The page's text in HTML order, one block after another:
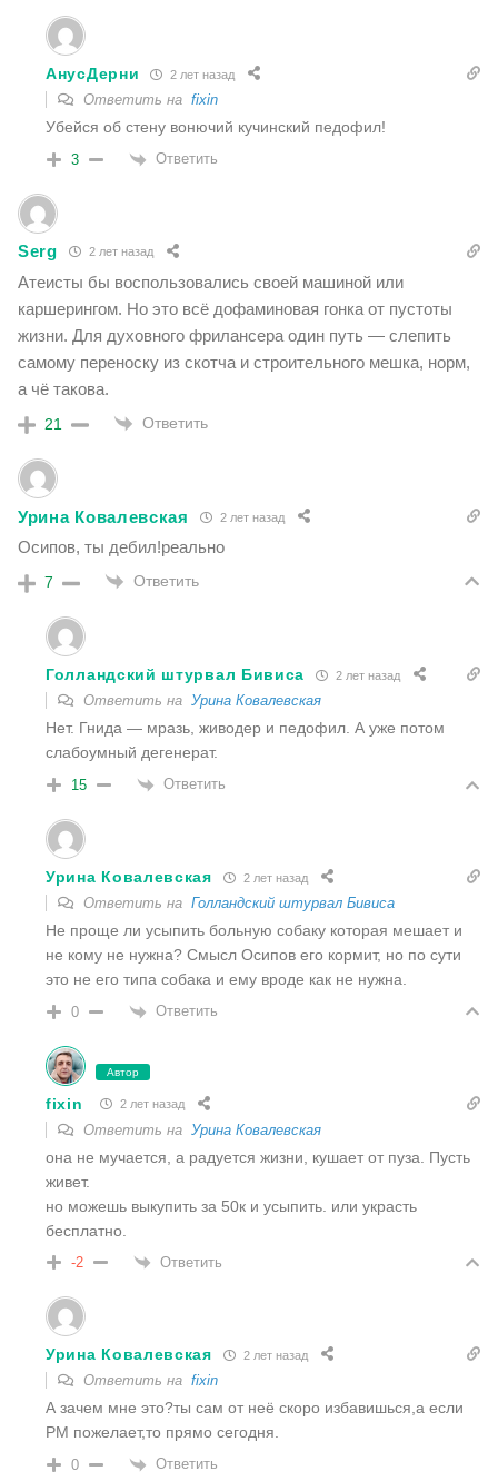
АнусДерни 2 лет назад
Ответить на fixin
Убейся об стену вонючий кучинский педофил!
3 Ответить
Serg 2 лет назад
Атеисты бы воспользовались своей машиной или
каршерингом. Но это всё дофаминовая гонка от пустоты
жизни. Для духовного фрилансера один путь — слепить
самому переноску из скотча и строительного мешка, норм,
а чë такова.
21 Ответить
Урина Ковалевская 2 лет назад
Осипов, ты дебил!реально
7 Ответить
Голландский штурвал Бивиса 2 лет назад
Ответить на Урина Ковалевская
Нет. Гнида — мразь, живодер и педофил. А уже потом
слабоумный дегенерат.
15 Ответить
Урина Ковалевская 2 лет назад
Ответить на Голландский штурвал Бивиса
Не проще ли усыпить больную собаку которая мешает и
не кому не нужна? Смысл Осипов его кормит, но по сути
это не его типа собака и ему вроде как не нужна.
0 Ответить
Автор
fixin 2 лет назад
Ответить на Урина Ковалевская
она не мучается, а радуется жизни, кушает от пуза. Пусть
живет.
но можешь выкупить за 50к и усыпить. или украсть
бесплатно.
-2 Ответить
Урина Ковалевская 2 лет назад
Ответить на fixin
А зачем мне это?ты сам от неё скоро избавишься,а если
РМ пожелает,то прямо сегодня.
0 Ответить